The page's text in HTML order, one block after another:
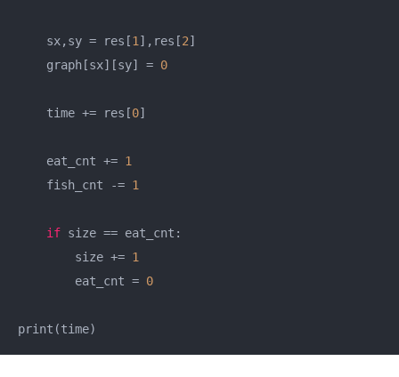
    sx,sy = res[
1],res[2]
    graph[sx][sy] =
0
    time += res[
0]
    eat_cnt +=
1
    fish_cnt -=
1
if size == eat_cnt:
        size +=
1
        eat_cnt =
0
print(time)